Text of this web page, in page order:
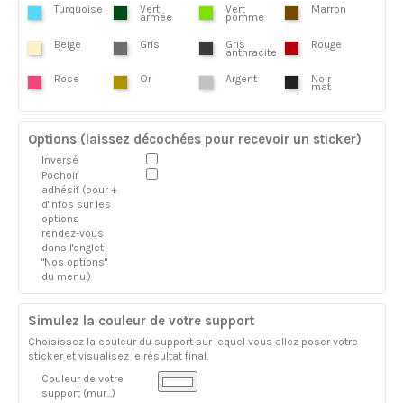
Turquoise Vert
armée
Vert
pomme
Marron
Beige Gris Gris
anthracite
Rouge
Rose Or Argent Noir
mat
Options (laissez décochées pour recevoir un sticker)
Inversé
Pochoir
adhésif (pour +
d'infos sur les
options
rendez-vous
dans l'onglet
"Nos options"
du menu.)
Simulez la couleur de votre support
Choisissez la couleur du support sur lequel vous allez poser votre
sticker et visualisez le résultat final.
Couleur de votre
support (mur...)